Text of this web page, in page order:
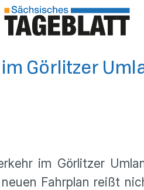
Görlitzer
im Görlitzer
Fahrplan reißt